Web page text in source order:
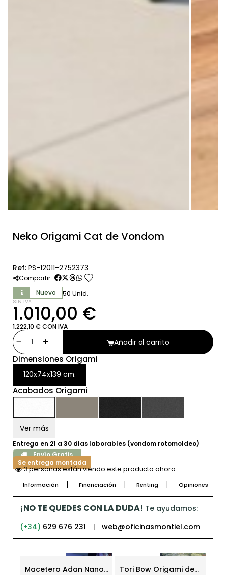
Neko Origami Cat de Vondom
Ref: PS-12011-2752373
Compartir: favorite
Nuevo 50 Unid.
SIN IVA
1.010,00 €
1.222,10 € CON IVA
Añadir al carrito
Dimensiones Origami
120x74x139 cm.
Acabados Origami
Ver más
Entrega en 21 a 30 días laborables (vondom rotomoldeo)
Envío Gratis
Se entrega montada
3 personas están viendo este producto ahora
Información Financiación Renting Opiniones
¡NO TE QUEDES CON LA DUDA! Te ayudamos:
(+34) 629 676 231 | web@oficinasmontiel.com
Macetero Adan Nano Tori Bow Origami de